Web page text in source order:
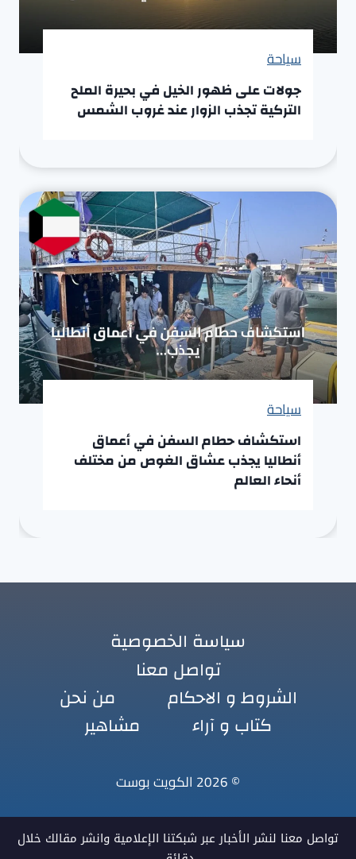
سياحة
جولات على ظهور الخيل في بحيرة الملح
التركية تجذب الزوار عند غروب الشمس
سياحة
استكشاف حطام السفن في أعماق
أنطاليا يجذب عشاق الغوص من مختلف
أنحاء العالم
سياسة الخصوصية
تواصل معنا
الشروط و الاحكام
من نحن
كتاب و آراء
مشاهير
© 2026 الكويت بوست
تواصل معنا لنشر الأخبار عبر شبكتنا الإعلامية وانشر مقالك خلال